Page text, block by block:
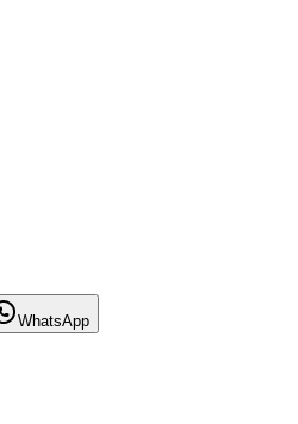
WhatsApp